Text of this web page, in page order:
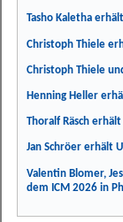
Tasho Kaletha
Christoph Thiele
Christoph Thiele
Henning Heller
Thoralf Räsch
Jan Schröer erhält
Valentin Blomer,
dem ICM 2026 in